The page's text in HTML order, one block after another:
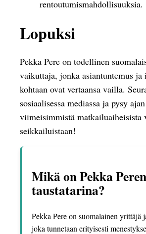
rentoutumismahdollisuuksia.
Lopuksi
Pekka Pere on todellinen
vaikuttaja, jonka asiantuntemus ja
kohtaan ovat vertaansa vailla.
sosiaalisessa mediassa ja pysy
viimeisimmistä matkailuaiheisista
seikkailuistaan!
Mikä on Pekka Peren
taustatarina?
Pekka Pere on suomalainen yrittäjä
joka tunnetaan erityisesti